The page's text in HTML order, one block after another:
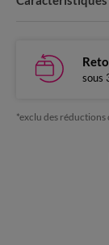
sous
*exclu des